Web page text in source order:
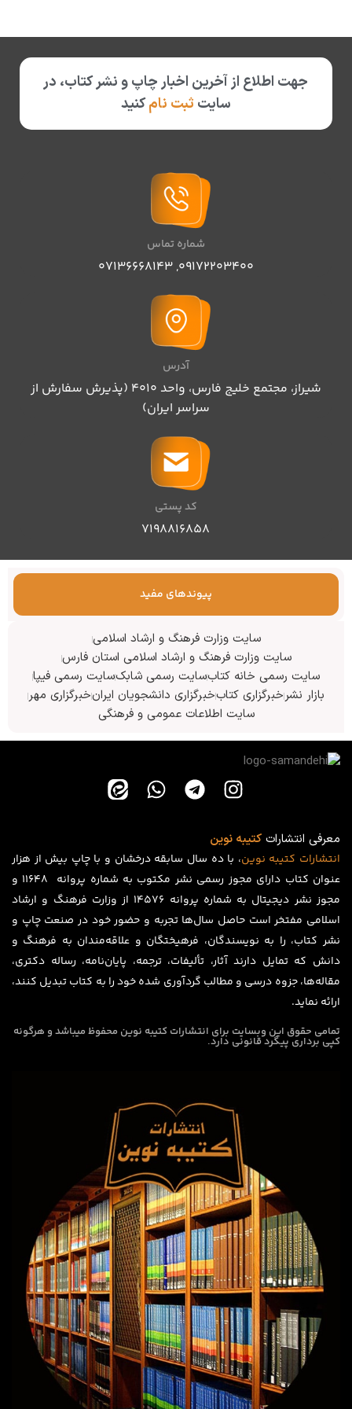
جهت اطلاع از آخرین اخبار چاپ و نشر کتاب، در
سایت ثبت نامکنید
شماره تماس
09172203400
,
07136668143
آدرس
شیراز، مجتمع خلیج فارس، واحد ۴۰۱۰ (پذیرش سفارش از
سراسر ایران)
کد پستی
۷۱۹۸۸۱۶۸۵۸
پیوندهای مفید
سایت وزارت فرهنگ و ارشاد اسلامی
سایت وزارت فرهنگ و ارشاد اسلامی استان فارس
سایت رسمی خانه کتابسایت رسمی شابکسایت رسمی فیپا
بازار نشرخبرگزاری کتابخبرگزاری دانشجویان ایرانخبرگزاری مهر
سایت اطلاعات عمومی و فرهنگی
معرفی انتشاراتکتیبه نوین
انتشارات کتیبه نوین، با ده سال سابقه درخشان و با چاپ بیش از هزار
عنوان کتاب دارای مجوز رسمی نشر مکتوب به شماره پروانه ۱۱۶۴۸ و
مجوز نشر دیجیتال به شماره پروانه 14576 از وزارت فرهنگ و ارشاد
اسلامی مفتخر است حاصل سال‌ها تجربه و حضور خود در صنعت چاپ و
نشر کتاب، را به نویسندگان، فرهیختگان و علاقه‌مندان به فرهنگ و
دانش که تمایل دارند آثار، تألیفات، ترجمه، پایان‌نامه، رساله دکتری،
مقاله‌ها، جزوه درسی و مطالب گردآوری شده خود را به کتاب تبدیل کنند،
ارائه نماید.
تمامی حقوق این وبسایت برای انتشارات کتیبه نوین محفوظ میباشد و هرگونه
کپی برداری پیگرد قانونی دارد.